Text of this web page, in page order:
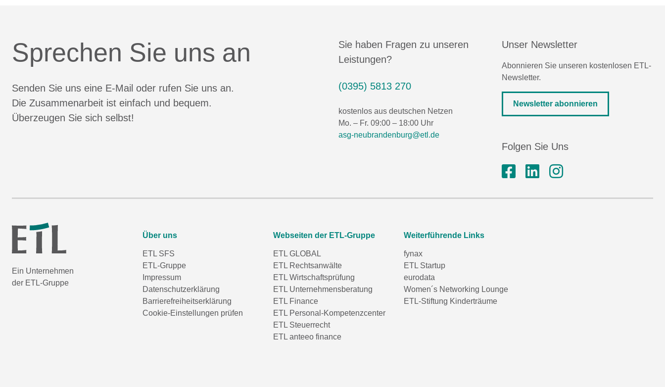
Sprechen Sie uns an
Senden Sie uns eine E-Mail oder rufen Sie uns an.
Die Zusammenarbeit ist einfach und bequem.
Überzeugen Sie sich selbst!
Sie haben Fragen zu unseren
Leistungen?
(0395) 5813 270
kostenlos aus deutschen Netzen
Mo. – Fr. 09:00 – 18:00 Uhr
asg-neubrandenburg@etl.de
Unser Newsletter
Abonnieren Sie unseren kostenlosen ETL-
Newsletter.
Newsletter abonnieren
Folgen Sie Uns
Ein Unternehmen
der ETL-Gruppe
Über uns
ETL SFS
ETL-Gruppe
Impressum
Datenschutzerklärung
Barrierefreiheitserklärung
Cookie-Einstellungen prüfen
Webseiten der ETL-Gruppe
ETL GLOBAL
ETL Rechtsanwälte
ETL Wirtschaftsprüfung
ETL Unternehmensberatung
ETL Finance
ETL Personal-Kompetenzcenter
ETL Steuerrecht
ETL anteeo finance
Weiterführende Links
fynax
ETL Startup
eurodata
Women´s Networking Lounge
ETL-Stiftung Kinderträume